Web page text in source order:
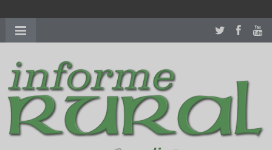
richardmillereplica
women.patekphilippe.tofor sale in usa recognized command with
dining room table ceremony. welcome to our
perfectwatches.is
shop. best youngsexdoll.comwith professional customer
services. 1: 1 design high
https://reallydiamond.com/